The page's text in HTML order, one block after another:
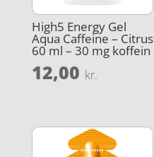
High5 Energy Gel
Aqua Caffeine – Citrus
60 ml – 30 mg koffein
12,00 kr.